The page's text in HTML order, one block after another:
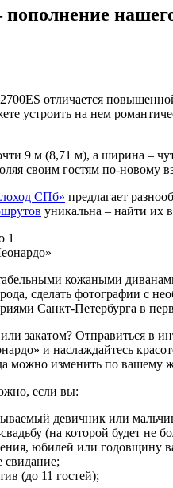
отличается
устроить на нем
9 м (8,71 м), а ширина –
своим гостям по-новому
СПб» предлагает
уникальна – найти их
кожаными
сделать фотографии с
Санкт-Петербурга в
закатом? Отправиться
и наслаждайтесь
можно изменить по вашему
если вы:
девичник или
(на которой будет не
юбилей или годовщину
свидание;
(до 11 гостей);